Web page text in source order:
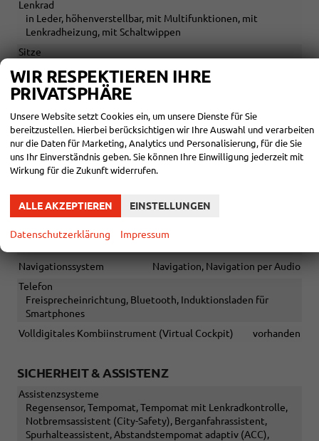
Lenkrad
in Leder, höhenverstellbar, mit Multifunktionen, mit
Lenkradheizung, mit Schaltwippen
Sitze
Sitzheizung, Sportsitze, Isofix Beifahrersitz
Sitze: Lordosenstütze
Sitze: Verstellbarkeit
Höhenverstellbarer Fahrersitz
INFOTAINMENT & KOMMUNIKATION
Schnittstelle USB, Digitalradio DAB, Android Auto, Apple
Navigationssystem
Navigation, Navigation per Audio
Telefon
Freisprecheinrichtung, Bluetooth, Induktionsladen für
Smartphones
Volldigitales Kombiinstrument (Virtual Cockpit)
vorhanden
SICHERHEIT & ASSISTENZ
Assistenzsysteme
Regensensor, Tempomat, Tempomat mit Lenkradkontrolle,
Notbremsassistent (City-Safety), Berganfahrassistent,
Spurhalteassistent, Abstandstempomat adaptiv (ACC),
WIR RESPEKTIEREN IHRE
PRIVATSPHÄRE
Unsere Website setzt Cookies ein, um unsere Dienste für Sie
bereitzustellen. Hierbei berücksichtigen wir Ihre Auswahl und verarbeiten
nur die Daten für Marketing, Analytics und Personalisierung, für die Sie
uns Ihr Einverständnis geben. Sie können Ihre Einwilligung jederzeit mit
Wirkung für die Zukunft widerrufen.
ALLE AKZEPTIEREN EINSTELLUNGEN
Datenschutzerklärung Impressum